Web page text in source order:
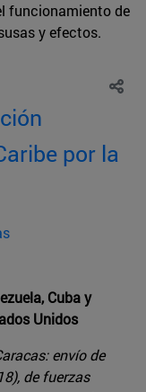
funcionamiento de
y efectos.
por la
Cuba y
Unidos
envío de
de fuerzas